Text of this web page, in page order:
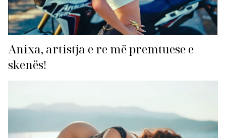
Anixa, artistja e re më premtuese e
skenës!